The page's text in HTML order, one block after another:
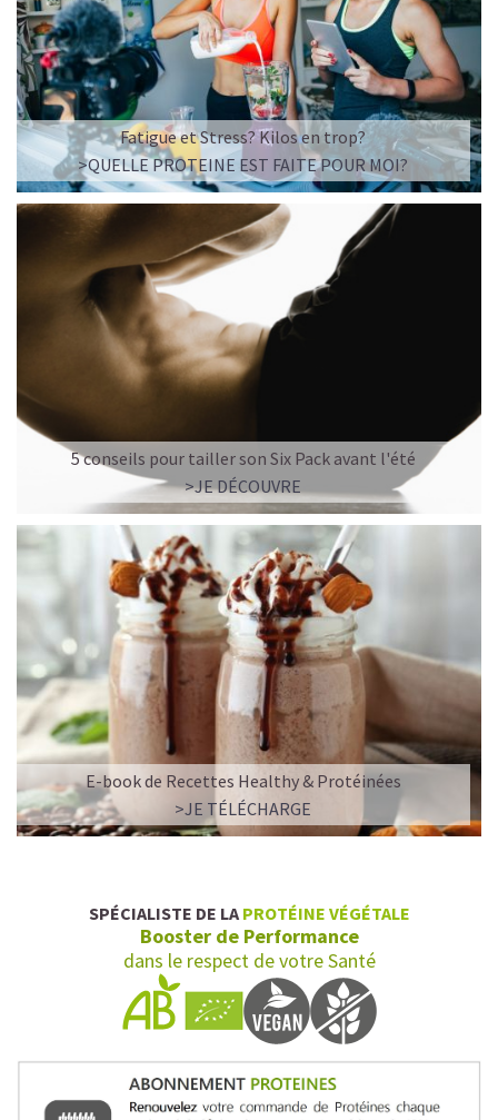
Fatigue et Stress? Kilos en trop?
>QUELLE PROTEINE EST FAITE POUR MOI?
5 conseils pour tailler son Six Pack avant l'été
>JE DÉCOUVRE
E-book de Recettes Healthy & Protéinées
>JE TÉLÉCHARGE
SPÉCIALISTE DE LA PROTÉINE VÉGÉTALE
Booster de Performance
dans le respect de votre Santé